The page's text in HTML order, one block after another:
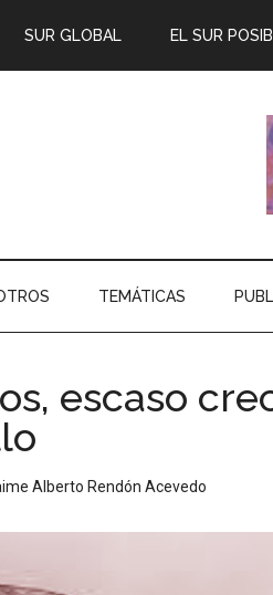
SUR GLOBAL EL SUR
TEMÁTICAS
escaso
Alberto Rendón Acevedo